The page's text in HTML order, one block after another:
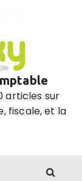
articles sur
fiscale, et la